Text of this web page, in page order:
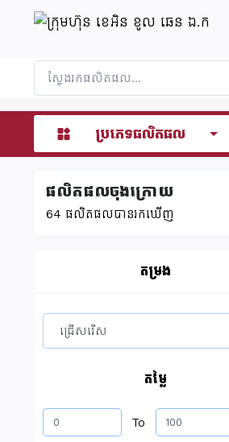
ប្រភេទផលិតផល
ផលិតផលចុងក្រោយ
64 ផលិតផលបានរកឃើញ
តម្រង
តម្លៃ
To